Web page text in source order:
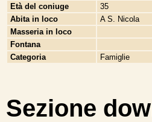
Età del coniuge
35
Abita in loco
A S. Nicola
Masseria in loco
Fontana
Categoria
Famiglie
Sezione